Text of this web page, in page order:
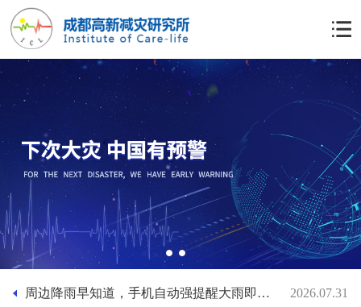
12 周边降雨早知道，手机自动强提醒大雨即将来袭功能上线，“雨神100”降雨大模型助力基层防灾人员的应急准备 2026.07.31